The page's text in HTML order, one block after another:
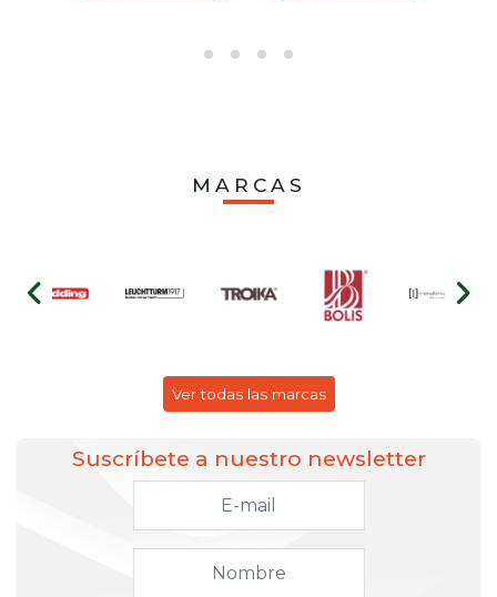
MARCAS
Ver todas las marcas
Suscríbete a nuestro newsletter